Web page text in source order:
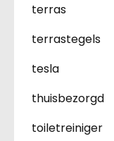
terras
terrastegels
tesla
thuisbezorgd
toiletreiniger